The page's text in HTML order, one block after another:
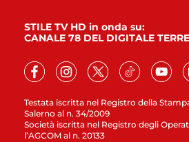
Testata iscritta nel Registro della
Salerno al n. 34/2009
Società iscritta nel Registro degli
l’AGCOM al n. 20133
STILE TV HD in onda su:
CANALE 78 DEL DIGITALE